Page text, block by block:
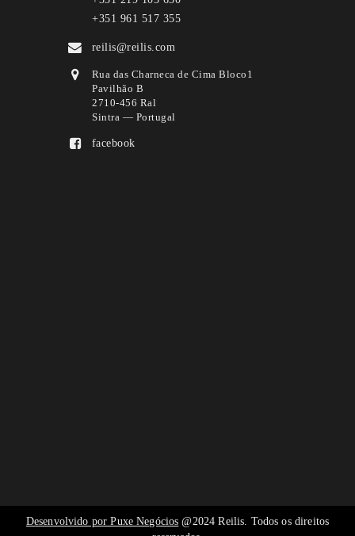
+351 961 517 355
reilis@reilis.com
Rua das Charneca de Cima Bloco1
Pavilhão B
2710-456 Ral
Sintra — Portugal
facebook
Desenvolvido por Puxe Negócios @2024 Reilis. Todos os direitos